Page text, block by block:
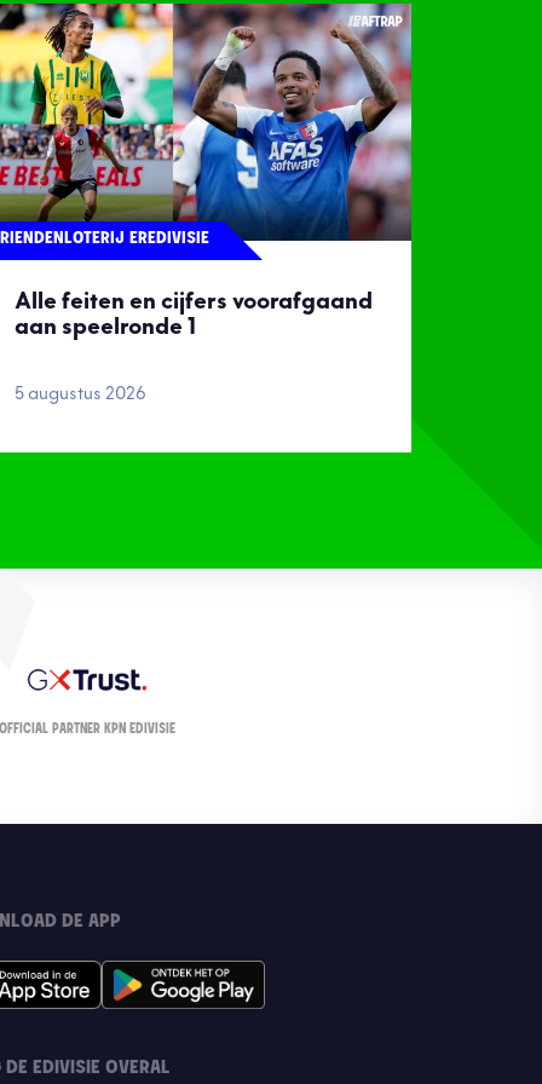
Alle feiten en cijfers voorafgaand
aan speelronde 1
EREDIVISIE
5 augustus 2026
OFFICIAL PARTNER KPN EDIVISIE
DE APP
DE EDIVISIE OVERAL